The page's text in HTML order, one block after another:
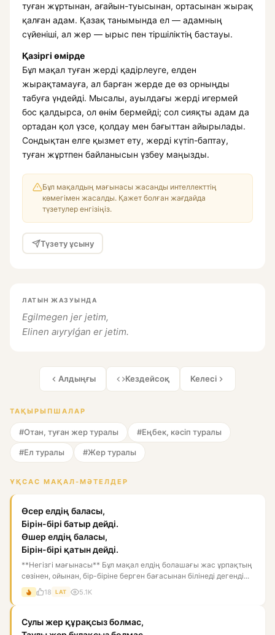
туған жұртынан, ағайын-туысынан, ортасынан жырақ
қалған адам. Қазақ танымында ел — адамның
сүйеніші, ал жер — ырыс пен тіршіліктің бастауы.
Қазіргі өмірде
Бұл мақал туған жерді қадірлеуге, елден
жырақтамауға, ал барған жерде де өз орныңды
табуға үндейді. Мысалы, ауылдағы жерді игермей
бос қалдырса, ол өнім бермейді; сол сияқты адам да
ортадан қол үзсе, қолдау мен бағыттан айырылады.
Сондықтан елге қызмет ету, жерді күтіп-баптау,
туған жұртпен байланысын үзбеу маңызды.
Бұл мақалдың мағынасы жасанды интеллекттің
көмегімен жасалды. Қажет болған жағдайда
түзетулер енгізіңіз.
Түзету ұсыну
ЛАТЫН ЖАЗУЫНДА
Egilmegen jer jetim,
Elinen aıyrylǵan er jetim.
Алдыңғы Кездейсоқ Келесі
ТАҚЫРЫПШАЛАР
#Отан, туған жер туралы #Еңбек, кәсіп туралы
#Ел туралы #Жер туралы
ҰҚСАС МАҚАЛ-МӘТЕЛДЕР
Өсер елдің баласы,
Бірін-бірі батыр дейді.
Өшер елдің баласы,
Бірін-бірі қатын дейді.
**Негізгі мағынасы** Бұл мақал елдің болашағы жас ұрпақтың
сөзінен, ойынан, бір-біріне берген бағасынан білінеді дегенді...
18 LAT 5.1K
Сулы жер құрақсыз болмас,